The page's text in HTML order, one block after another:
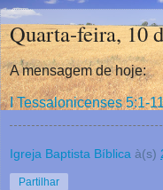
Quarta-feira, 10
A mensagem de hoje:
I Tessalonicenses 5:1-
Igreja Baptista Bíblica à(s)
Partilhar